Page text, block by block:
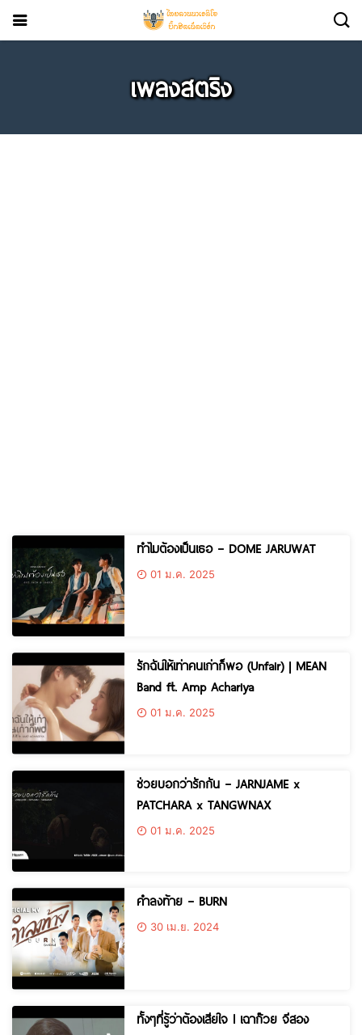
เพลงสตริง
ทำไมต้องเป็นเธอ – DOME JARUWAT
01 ม.ค. 2025
รักฉันให้เท่าคนเก่าก็พอ (Unfair) | MEAN
Band ft. Amp Achariya
01 ม.ค. 2025
ช่วยบอกว่ารักกัน – JARNJAME x
PATCHARA x TANGWNAX
01 ม.ค. 2025
คำลงท้าย – BURN
30 เม.ย. 2024
ทั้งๆที่รู้ว่าต้องเสียใจ l เฉาก๊วย จีสอง